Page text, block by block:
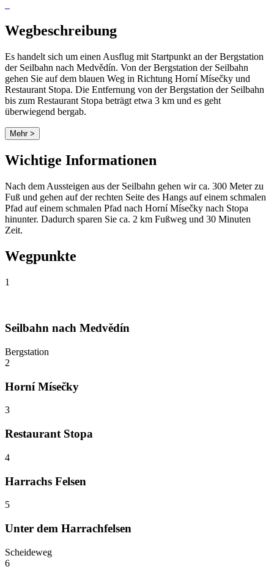
Wegbeschreibung
Es handelt sich um einen Ausflug mit Startpunkt an der Bergstation
der Seilbahn nach Medvědín. Von der Bergstation der Seilbahn
gehen Sie auf dem blauen Weg in Richtung Horní Mísečky und
Restaurant Stopa. Die Entfernung von der Bergstation der Seilbahn
bis zum Restaurant Stopa beträgt etwa 3 km und es geht
überwiegend bergab.
Mehr >
Wichtige Informationen
Nach dem Aussteigen aus der Seilbahn gehen wir ca. 300 Meter zu
Fuß und gehen auf der rechten Seite des Hangs auf einem schmalen
Pfad auf einem schmalen Pfad nach Horní Mísečky nach Stopa
hinunter. Dadurch sparen Sie ca. 2 km Fußweg und 30 Minuten
Zeit.
Wegpunkte
1
Seilbahn nach Medvědín
Bergstation
2
Horní Mísečky
3
Restaurant Stopa
4
Harrachs Felsen
5
Unter dem Harrachfelsen
Scheideweg
6